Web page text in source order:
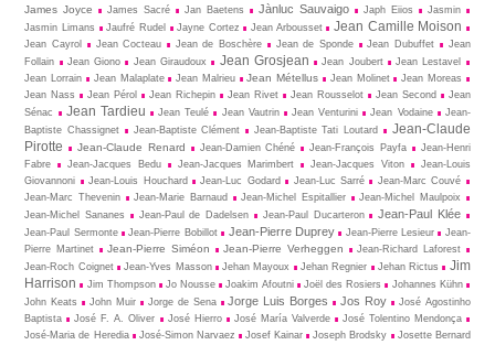
James Joyce James Sacré Jan Baetens Jànluc Sauvaigo Japh Eiios
Jasmin
Jasmin Limans
Jaufré Rudel Jayne Cortez Jean Arbousset Jean Camille Moison
Jean Cayrol Jean Cocteau Jean de Boschère Jean de Sponde Jean Dubuffet
Jean
Follain
Jean Giono Jean Giraudoux Jean Grosjean Jean Joubert
Jean Lestavel
Jean Lorrain
Jean Malaplate Jean Malrieu Jean Métellus Jean Molinet
Jean Moreas
Jean Nass
Jean Pérol Jean Richepin Jean Rivet Jean Rousselot Jean Second
Jean
Sénac
Jean Tardieu Jean Teulé Jean Vautrin Jean Venturini Jean Vodaine
Jean-
Baptiste Chassignet
Jean-Baptiste Clément Jean-Baptiste Tati Loutard
Jean-Claude
Pirotte
Jean-Claude Renard Jean-Damien Chéné Jean-François Payfa
Jean-Henri
Fabre
Jean-Jacques Bedu Jean-Jacques Marimbert Jean-Jacques Viton
Jean-Louis
Giovannoni
Jean-Louis Houchard Jean-Luc Godard Jean-Luc Sarré
Jean-Marc Couvé
Jean-Marc Thevenin
Jean-Marie Barnaud Jean-Michel Espitallier
Jean-Michel Maulpoix
Jean-Michel Sananes
Jean-Paul de Dadelsen Jean-Paul Ducarteron Jean-Paul Klée
Jean-Paul Sermonte Jean-Pierre Bobillot Jean-Pierre Duprey Jean-Pierre Lesieur
Jean-
Pierre Martinet
Jean-Pierre Siméon Jean-Pierre Verheggen
Jean-Richard Laforest
Jean-Roch Coignet
Jean-Yves Masson Jehan Mayoux Jehan Regnier Jehan Rictus
Jim
Harrison
Jim Thompson Jo Nousse Joakim Afoutni Joël des Rosiers
Johannes Kühn
John Keats
John Muir Jorge de Sena Jorge Luis Borges Jos Roy
José Agostinho
Baptista
José F. A. Oliver José Hierro José María Valverde
José Tolentino Mendonça
José-Maria de Heredia
José-Simon Narvaez Josef Kainar Joseph Brodsky
Josette Bernard